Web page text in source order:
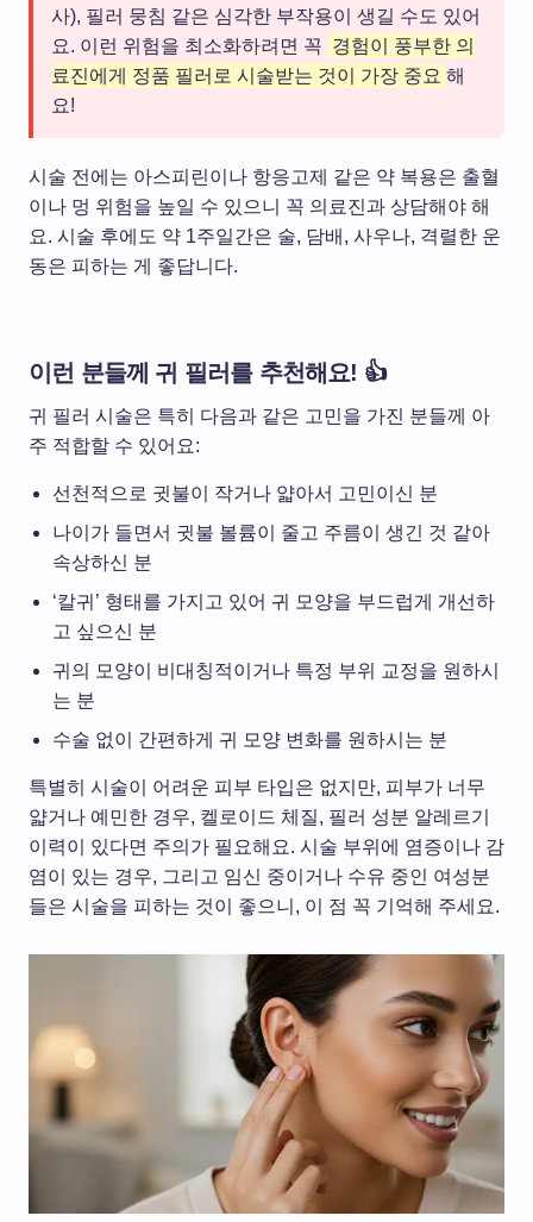
사), 필러 뭉침 같은 심각한 부작용이 생길 수도 있어
요. 이런 위험을 최소화하려면 꼭 경험이 풍부한 의
료진에게 정품 필러로 시술받는 것이 가장 중요 해
요!
시술 전에는 아스피린이나 항응고제 같은 약 복용은 출혈
이나 멍 위험을 높일 수 있으니 꼭 의료진과 상담해야 해
요. 시술 후에도 약 1주일간은 술, 담배, 사우나, 격렬한 운
동은 피하는 게 좋답니다.
이런 분들께 귀 필러를 추천해요! 👍
귀 필러 시술은 특히 다음과 같은 고민을 가진 분들께 아
주 적합할 수 있어요:
선천적으로 귓불이 작거나 얇아서 고민이신 분
나이가 들면서 귓불 볼륨이 줄고 주름이 생긴 것 같아
속상하신 분
‘칼귀’ 형태를 가지고 있어 귀 모양을 부드럽게 개선하
고 싶으신 분
귀의 모양이 비대칭적이거나 특정 부위 교정을 원하시
는 분
수술 없이 간편하게 귀 모양 변화를 원하시는 분
특별히 시술이 어려운 피부 타입은 없지만, 피부가 너무
얇거나 예민한 경우, 켈로이드 체질, 필러 성분 알레르기
이력이 있다면 주의가 필요해요. 시술 부위에 염증이나 감
염이 있는 경우, 그리고 임신 중이거나 수유 중인 여성분
들은 시술을 피하는 것이 좋으니, 이 점 꼭 기억해 주세요.